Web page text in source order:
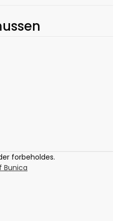
forbeholdes.
Bunica